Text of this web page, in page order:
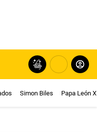
Simon Biles Papa León